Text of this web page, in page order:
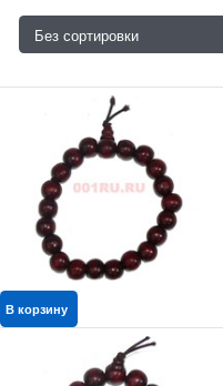
В корзину